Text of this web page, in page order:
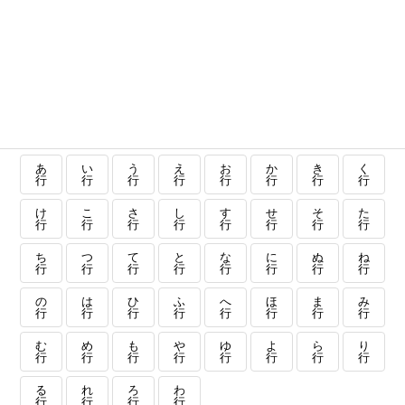
あ
行
い
行
う
行
え
行
お
行
か
行
き
行
く
行
け
行
こ
行
さ
行
し
行
す
行
せ
行
そ
行
た
行
ち
行
つ
行
て
行
と
行
な
行
に
行
ぬ
行
ね
行
の
行
は
行
ひ
行
ふ
行
へ
行
ほ
行
ま
行
み
行
む
行
め
行
も
行
や
行
ゆ
行
よ
行
ら
行
り
行
る
行
れ
行
ろ
行
わ
行